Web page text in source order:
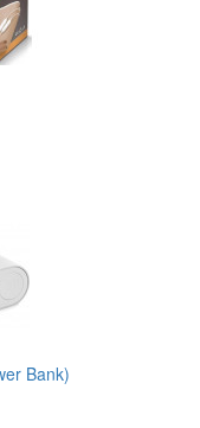
Bank)